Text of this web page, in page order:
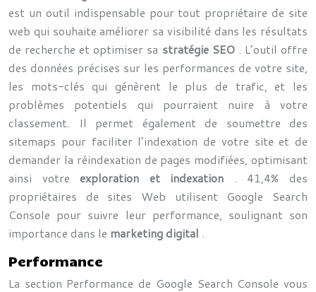
est un outil indispensable pour tout propriétaire de site
web qui souhaite améliorer sa visibilité dans les résultats
de recherche et optimiser sa stratégie SEO . L’outil offre
des données précises sur les performances de votre site,
les mots-clés qui génèrent le plus de trafic, et les
problèmes potentiels qui pourraient nuire à votre
classement. Il permet également de soumettre des
sitemaps pour faciliter l’indexation de votre site et de
demander la réindexation de pages modifiées, optimisant
ainsi votreexploration et indexation . 41,4% des
propriétaires de sites Web utilisent Google Search
Console pour suivre leur performance, soulignant son
importance dans le marketing digital .
Performance
La section Performance de Google Search Console vous